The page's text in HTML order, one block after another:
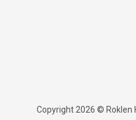
Copyright 2026 © Roklen